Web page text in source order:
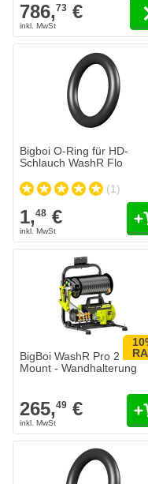
786,73 €
Bigboi O-Ring für HD-
Schlauch WashR Flo
(1)
1,48 €
BigBoi WashR Pro 2 in 1
Mount - Wandhalterung
265,49 €